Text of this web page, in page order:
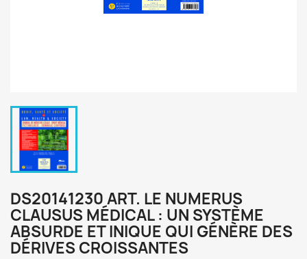
DS20141230 ART. LE NUMERUS
CLAUSUS MÉDICAL : UN SYSTÈME
ABSURDE ET INIQUE QUI GÉNÈRE DES
DÉRIVES CROISSANTES